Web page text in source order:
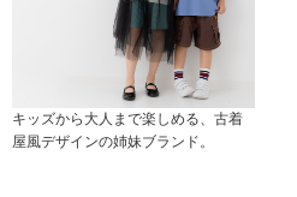
キッズから大人まで楽しめる、古着
屋風デザインの姉妹ブランド。